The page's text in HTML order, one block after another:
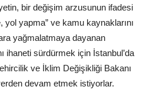
bir değişim arzusunun ifadesi
yapma” ve kamu kaynaklarını
yağmalatmaya dayanan
ihaneti sürdürmek için İstanbul’da
ve İklim Değişikliği Bakanı
devam etmek istiyorlar.